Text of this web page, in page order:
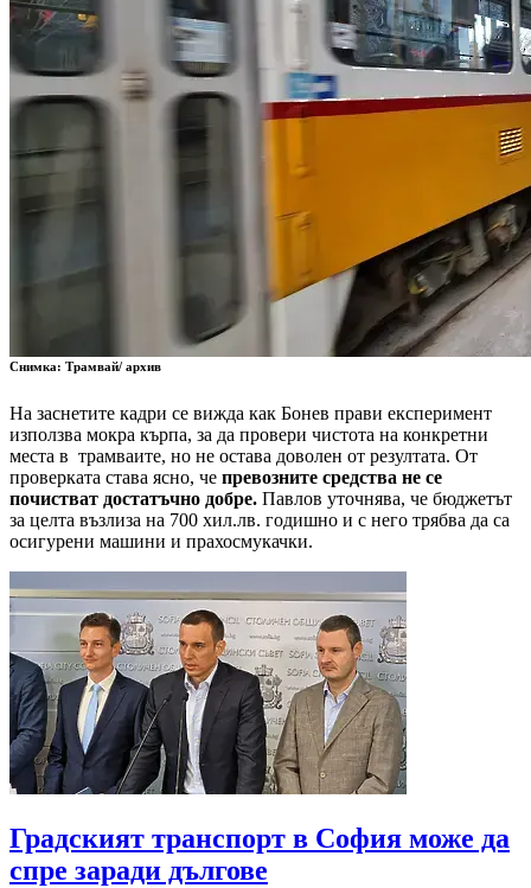
Снимка: Трамвай/ архив
На заснетите кадри се вижда как Бонев прави експеримент
използва мокра кърпа, за да провери чистота на конкретни
места в трамваите, но не остава доволен от резултата. От
проверката става ясно, че превозните средства не се
почистват достатъчно добре. Павлов уточнява, че бюджетът
за целта възлиза на 700 хил.лв. годишно и с него трябва да са
осигурени машини и прахосмукачки.
Градският транспорт в София може да
спре заради дългове